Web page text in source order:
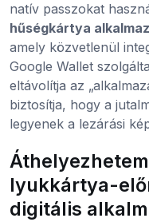
natív passzokat
hűségkártya
amely közvetlenül
Google Wallet
eltávolítja az
biztosítja, hogy a
legyenek a lezárási
lyukkártya-
digitális